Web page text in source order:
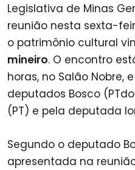
Legislativa de Minas
reunião nesta sexta-
o patrimônio cultural
mineiro. O encontro
horas, no Salão Nobre,
deputados Bosco
(PT) e pela deputada
Segundo o deputado
apresentada na